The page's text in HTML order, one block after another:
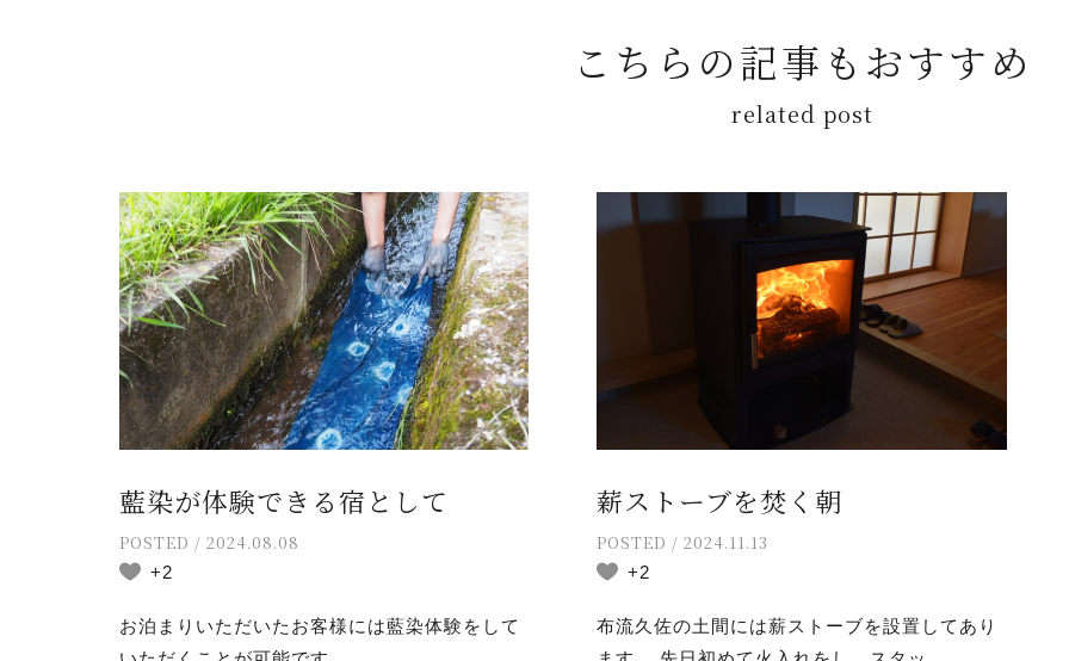
こちらの記事もおすすめ
related post
藍染が体験できる宿として
POSTED / 2024.08.08
+2
お泊まりいただいたお客様には藍染体験をして
薪ストーブを焚く朝
POSTED / 2024.11.13
+2
布流久佐の土間には薪ストーブを設置してあり